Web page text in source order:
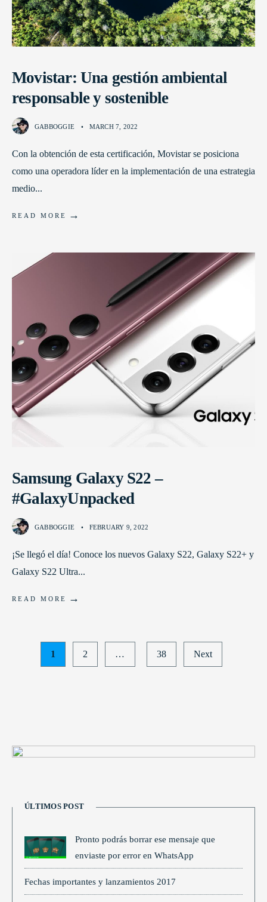
Movistar: Una gestión ambiental
responsable y sostenible
GABBOGGIE • MARCH 7, 2022
Con la obtención de esta certificación, Movistar se posiciona
como una operadora líder en la implementación de una estrategia
medio...
READ MORE →
Samsung Galaxy S22 –
#GalaxyUnpacked
GABBOGGIE • FEBRUARY 9, 2022
¡Se llegó el día! Conoce los nuevos Galaxy S22, Galaxy S22+ y
Galaxy S22 Ultra...
READ MORE →
Posts
pagination
1 2 … 38 Next
ÚLTIMOS POST
Pronto podrás borrar ese mensaje que
enviaste por error en WhatsApp
Fechas importantes y lanzamientos 2017